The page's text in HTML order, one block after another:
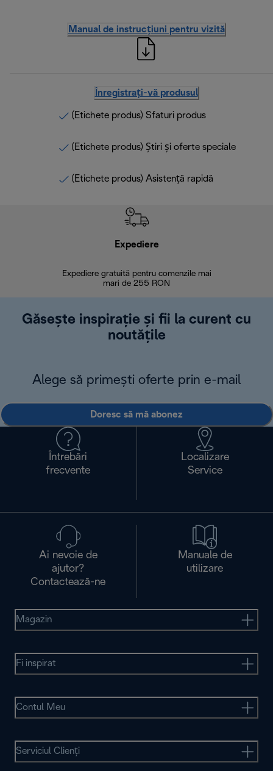
Manual de instrucțiuni pentru vizită
Înregistrați-vă produsul
(Etichete produs) Sfaturi produs
(Etichete produs) Știri și oferte speciale
(Etichete produs) Asistență rapidă
Expediere
Expediere gratuită pentru comenzile mai
mari de 255 RON
Găsește inspirație și fii la curent cu
noutățile
Alege să primești oferte prin e-mail
Doresc să mă abonez
Întrebări
frecvente
Localizare
Service
Ai nevoie de
ajutor?
Contactează-ne
Manuale de
utilizare
Magazin
Fi inspirat
Contul Meu
Serviciul Clienţi